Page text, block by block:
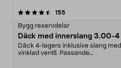
155recensioner
Bygg reservdelar
Däck med innerslang 3.00-4
Däck 4-lagers inklusive slang med
vinklad ventil. Passande
4.0 av 5 stjärnor